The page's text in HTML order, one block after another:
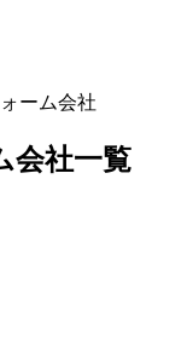
ーム会社
会社一覧